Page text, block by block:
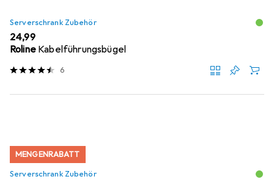
Serverschrank Zubehör
EUR
24,99
Roline Kabelführungsbügel
6
MENGENRABATT
Serverschrank Zubehör